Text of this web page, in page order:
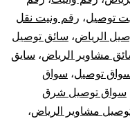
توصيل، رقم ونيت نقل
الرياض، سائق توصيل
مشاوير الرياض، سايق
توصيل، سواق
سواق توصيل شرق
مشاوير الرياض،